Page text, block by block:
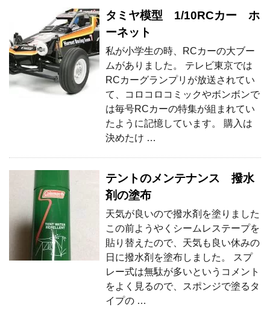
タミヤ模型 1/10RCカー ホ
ーネット
私が小学生の時、RCカーの大ブー
ムがありました。 テレビ東京では
RCカーグランプリが放送されてい
て、コロコロコミックやボンボンで
は毎号RCカーの特集が組まれてい
たように記憶しています。 購入は
決めたけ …
テントのメンテナンス 撥水
剤の塗布
天気が良いので撥水剤を塗りました
この前ようやくシームレステープを
貼り替えたので、天気も良い休みの
日に撥水剤を塗布しました。 スプ
レー式は無駄が多いというコメント
をよく見るので、スポンジで塗るタ
イプの …